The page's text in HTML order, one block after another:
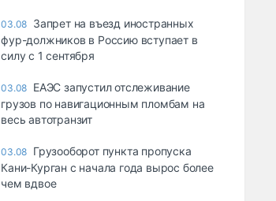
03.08 Запрет на въезд иностранных
фур-должников в Россию вступает в
силу с 1 сентября
03.08 ЕАЭС запустил отслеживание
грузов по навигационным пломбам на
весь автотранзит
03.08 Грузооборот пункта пропуска
Кани-Курган с начала года вырос более
чем вдвое